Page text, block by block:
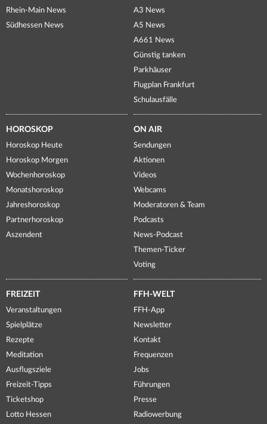
Rhein-Main News
Südhessen News
A3 News
A5 News
A661 News
Günstig tanken
Parkhäuser
Flugplan Frankfurt
Schulausfälle
HOROSKOP
Horoskop Heute
Horoskop Morgen
Wochenhoroskop
Monatshoroskop
Jahreshoroskop
Partnerhoroskop
Aszendent
ON AIR
Sendungen
Aktionen
Videos
Webcams
Moderatoren & Team
Podcasts
News-Podcast
Themen-Ticker
Voting
FREIZEIT
Veranstaltungen
Spielplätze
Rezepte
Meditation
Ausflugsziele
Freizeit-Tipps
Ticketshop
Lotto Hessen
FFH-WELT
FFH-App
Newsletter
Kontakt
Frequenzen
Jobs
Führungen
Presse
Radiowerbung